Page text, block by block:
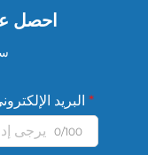
احصل
البريد
0/100